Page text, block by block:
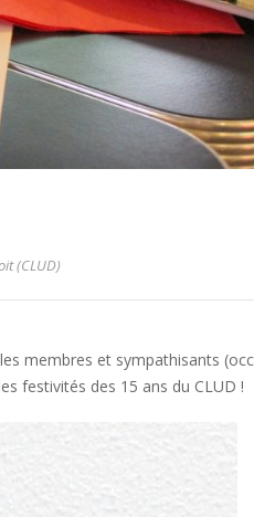
(CLUD)
membres et sympathisants
festivités des 15 ans du CLUD !